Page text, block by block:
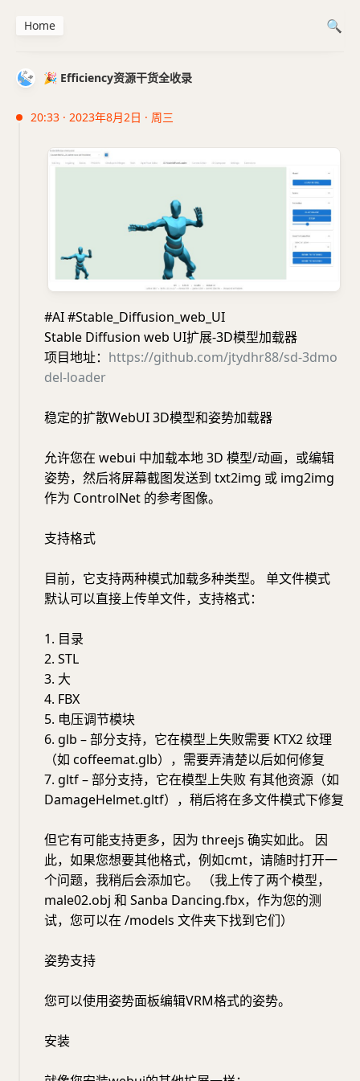
🎉 Efficiency资源干货全收录
20:33 · 2023年8月2日 · 周三
#AI #Stable_Diffusion_web_UI
Stable Diffusion web UI扩展-3D模型加载器
项目地址： https://github.com/jtydhr88/sd-3dmo
del-loader
稳定的扩散WebUI 3D模型和姿势加载器
允许您在 webui 中加载本地 3D 模型/动画，或编辑
姿势，然后将屏幕截图发送到 txt2img 或 img2img
作为 ControlNet 的参考图像。
支持格式
目前，它支持两种模式加载多种类型。 单文件模式
默认可以直接上传单文件，支持格式：
1. 目录
2. STL
3. 大
4. FBX
5. 电压调节模块
6. glb – 部分支持，它在模型上失败需要 KTX2 纹理
（如 coffeemat.glb），需要弄清楚以后如何修复
7. gltf – 部分支持，它在模型上失败 有其他资源（如
DamageHelmet.gltf），稍后将在多文件模式下修复
但它有可能支持更多，因为 threejs 确实如此。 因
此，如果您想要其他格式，例如cmt，请随时打开一
个问题，我稍后会添加它。 （我上传了两个模型，
male02.obj 和 Sanba Dancing.fbx，作为您的测
试，您可以在 /models 文件夹下找到它们）
姿势支持
您可以使用姿势面板编辑VRM格式的姿势。
安装
Home